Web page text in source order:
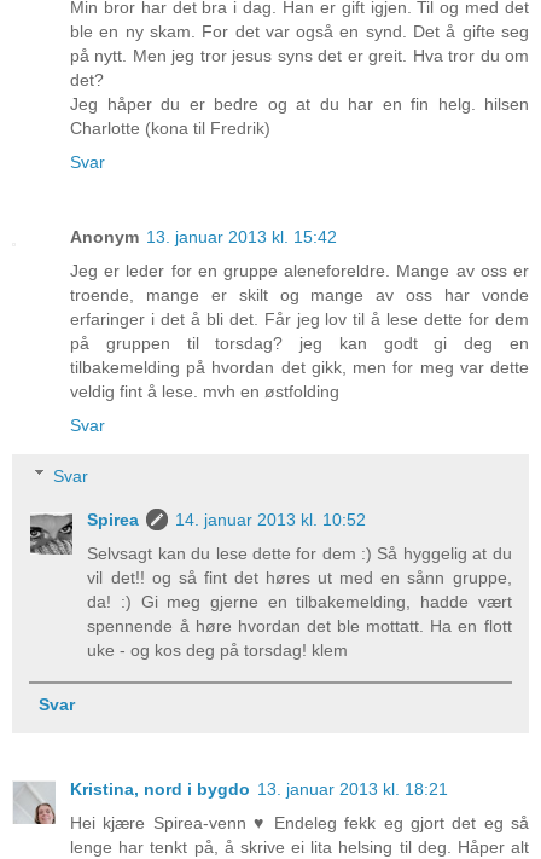
Min bror har det bra i dag. Han er gift igjen. Til og med det
ble en ny skam. For det var også en synd. Det å gifte seg
på nytt. Men jeg tror jesus syns det er greit. Hva tror du om
det?
Jeg håper du er bedre og at du har en fin helg. hilsen
Charlotte (kona til Fredrik)
Svar
Anonym 13. januar 2013 kl. 15:42
Jeg er leder for en gruppe aleneforeldre. Mange av oss er
troende, mange er skilt og mange av oss har vonde
erfaringer i det å bli det. Får jeg lov til å lese dette for dem
på gruppen til torsdag? jeg kan godt gi deg en
tilbakemelding på hvordan det gikk, men for meg var dette
veldig fint å lese. mvh en østfolding
Svar
Svar
Spirea
14. januar 2013 kl. 10:52
Selvsagt kan du lese dette for dem :) Så hyggelig at du
vil det!! og så fint det høres ut med en sånn gruppe,
da! :) Gi meg gjerne en tilbakemelding, hadde vært
spennende å høre hvordan det ble mottatt. Ha en flott
uke - og kos deg på torsdag! klem
Svar
Kristina, nord i bygdo 13. januar 2013 kl. 18:21
Hei kjære Spirea-venn ♥ Endeleg fekk eg gjort det eg så
lenge har tenkt på, å skrive ei lita helsing til deg. Håper alt